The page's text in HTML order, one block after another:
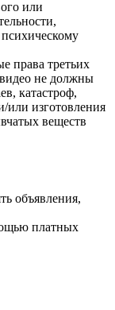
или
права третьих
не должны
катастроф,
изготовления
веществ
объявления,
платных